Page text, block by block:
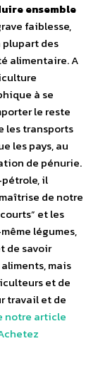
ensemble
faiblesse,
plupart des
alimentaire. A
à se
le reste
les transports
les pays, au
de pénurie.
pétrole, il
de notre
et les
légumes,
de savoir
mais
et de
travail et de
notre article